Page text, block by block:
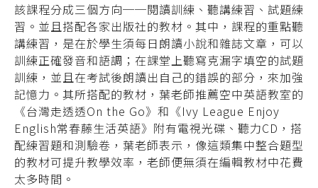
該課程分成三個方向──閱讀訓練、聽講練習、試題練
習。並且搭配各家出版社的教材。其中，課程的重點聽
講練習，是在於學生須每日朗讀小說和雜誌文章，可以
訓練正確發音和語調；在課堂上聽寫克漏字填空的試題
訓練，並且在考試後朗讀出自己的錯誤的部分，來加強
記憶力。其所搭配的教材，葉老師推薦空中英語教室的
《台灣走透透On the Go》和《Ivy League Enjoy
English常春藤生活英語》附有電視光碟、聽力CD，搭
配練習題和測驗卷，葉老師表示，像這類集中整合題型
的教材可提升教學效率，老師便無須在編輯教材中花費
太多時間。